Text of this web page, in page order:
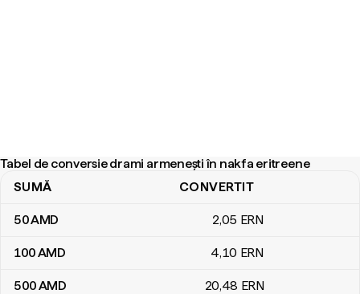
Tabel de conversie drami armenești în nakfa eritreene
Tabel de conversie drami armenești în nakfa eritreene
SUMĂ CONVERTIT
50AMD 2,05 ERN
100AMD 4,10 ERN
500AMD 20,48 ERN